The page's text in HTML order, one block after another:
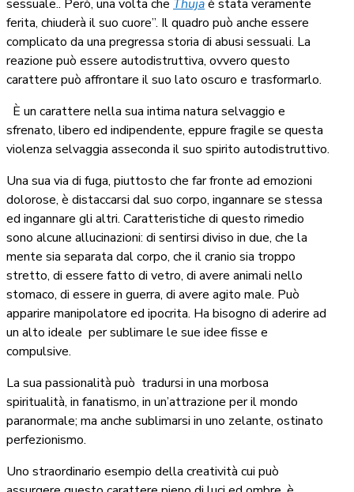
sessuale.. Però, una volta che Thujaè stata veramente
ferita, chiuderà il suo cuore”. Il quadro può anche essere
complicato da una pregressa storia di abusi sessuali. La
reazione può essere autodistruttiva, ovvero questo
carattere può affrontare il suo lato oscuro e trasformarlo.
È un carattere nella sua intima natura selvaggio e
sfrenato, libero ed indipendente, eppure fragile se questa
violenza selvaggia asseconda il suo spirito autodistruttivo.
Una sua via di fuga, piuttosto che far fronte ad emozioni
dolorose, è distaccarsi dal suo corpo, ingannare se stessa
ed ingannare gli altri. Caratteristiche di questo rimedio
sono alcune allucinazioni: di sentirsi diviso in due, che la
mente sia separata dal corpo, che il cranio sia troppo
stretto, di essere fatto di vetro, di avere animali nello
stomaco, di essere in guerra, di avere agito male. Può
apparire manipolatore ed ipocrita. Ha bisogno di aderire ad
un alto ideale per sublimare le sue idee fisse e
compulsive.
La sua passionalità può tradursi in una morbosa
spiritualità, in fanatismo, in un’attrazione per il mondo
paranormale; ma anche sublimarsi in uno zelante, ostinato
perfezionismo.
Uno straordinario esempio della creatività cui può